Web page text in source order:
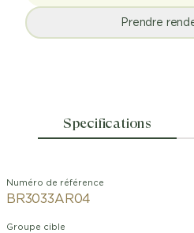
Prendre
Specifications
Numéro de référence
BR3033AR04
Groupe cible